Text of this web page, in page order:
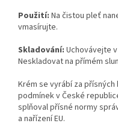
Použití: Na čistou pleť
vmasírujte.
Skladování: Uchovávejte
Neskladovat na přímém
Krém se vyrábí za
podmínek v České
splňoval přísné normy
a nařízení EU.